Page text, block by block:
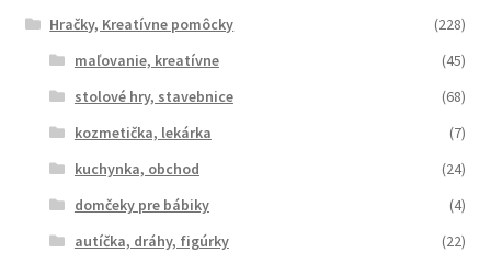
Hračky, Kreatívne pomôcky
(228)
maľovanie, kreatívne
(45)
stolové hry, stavebnice
(68)
kozmetička, lekárka
(7)
kuchynka, obchod
(24)
domčeky pre bábiky
(4)
autíčka, dráhy, figúrky
(22)